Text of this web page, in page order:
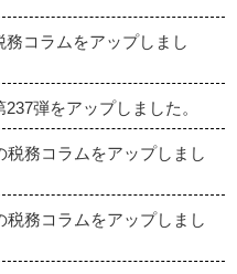
コラムをアップしまし
弾をアップしました。
務コラムをアップしまし
務コラムをアップしまし